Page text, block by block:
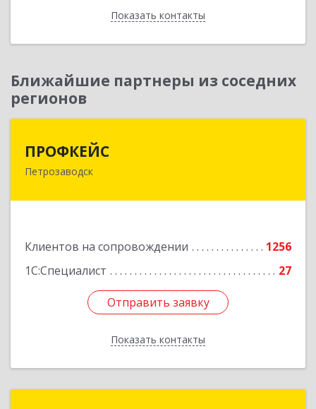
Показать контакты
Назад
Ближайшие партнеры из соседних
регионов
ПРОФКЕЙС
Петрозаводск
Клиентов на сопровождении
1256
1С:Специалист
27
Отправить заявку
Показать контакты
185035, Карелия Респ, Петрозаводск г, Красная
Отправить заявку
Назад